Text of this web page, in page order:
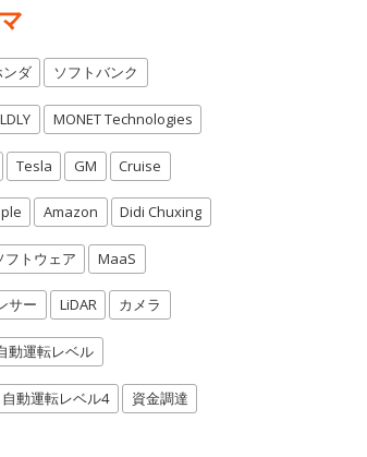
ダ ソフトバンク
MONET Technologies
Tesla GM Cruise
Amazon Didi Chuxing
フトウェア MaaS
サー LiDAR カメラ
動運転レベル
自動運転レベル4 資金調達